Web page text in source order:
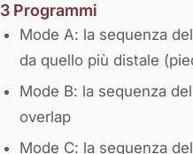
3 Programmi
Mode A: la sequenza
da quello più distale
Mode B: la sequenza
overlap
Mode C: la sequenza